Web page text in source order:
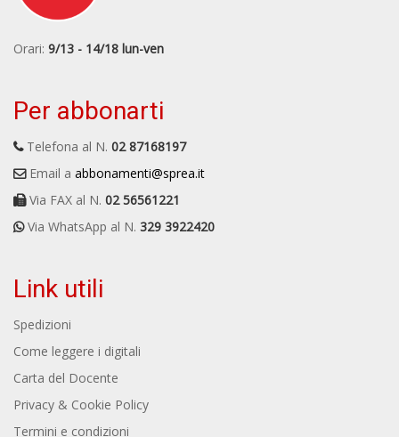
Orari: 9/13 - 14/18 lun-ven
Per abbonarti
Telefona al N. 02 87168197
Email a abbonamenti@sprea.it
Via FAX al N. 02 56561221
Via WhatsApp al N. 329 3922420
Link utili
Spedizioni
Come leggere i digitali
Carta del Docente
Privacy & Cookie Policy
Termini e condizioni